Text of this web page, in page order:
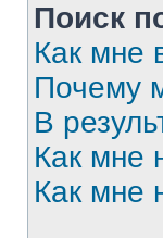
Поиск
Как мне
Почему
В
Как мне
Как мне